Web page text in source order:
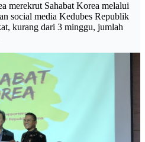
merekrut Sahabat Korea melalui
social media Kedubes Republik
kurang dari 3 minggu, jumlah